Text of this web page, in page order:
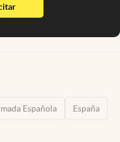
abre en nueva pestaña
Española España